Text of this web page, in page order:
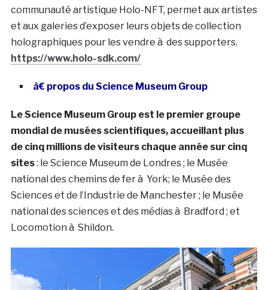
communauté artistique Holo-NFT, permet aux artistes
et aux galeries d’exposer leurs objets de collection
holographiques pour les vendre à des supporters.
https://www.holo-sdk.com/
à€ propos du Science Museum Group
Le Science Museum Group est le premier groupe
mondial de musées scientifiques, accueillant plus
de cinq millions de visiteurs chaque année sur cinq
sites: le Science Museum de Londres ; le Musée
national des chemins de fer à York; le Musée des
Sciences et de l’Industrie de Manchester ; le Musée
national des sciences et des médias à Bradford ; et
Locomotion à Shildon.